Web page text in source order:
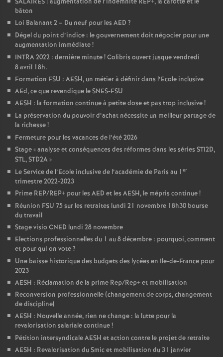
bâton
Loi Balanant 2 – Du neuf pour les AED ?
Dégel du point d’indice : le gouvernement doit négocier pour une
augmentation immédiate!
INTRA 2022 : dernière minute! Colibris ouvert jusque vendredi
8 avril 18h.
Formation FSU : AESH, un métier à définir dans l’Ecole inclusive
AEd, ce que revendique le SNES-FSU
AESH : la formation continue à petite dose et pas trop inclusive!
La préservation du pouvoir d’achat nécessite un meilleur partage de
la richesse!
Fermeture pour les vacances de l’été 2026
Stage «analyse et conséquences des réformes dans les séries STI2D,
STL, STD2A»
Le Service de l’Ecole inclusive de l’académie de Paris au 1 er
trimestre 2022-2023
Prime REP/REP+ pour les AED et les AESH, le mépris continue!
Réunion FSU 75 sur les retraites lundi 21 novembre 18h30 bourse
du travail
Stage visio CNED lundi 28 novembre
Elections professionnelles du 1 au 8 décembre : pourquoi, comment
et pour qui on vote?
Une baisse historique des budgets des lycées en Ile-de-France pour
2023
AESH : Réclamation de la prime Rep/Rep+ et mobilisation
Reconversion professionnelle (changement de corps, changement
de discipline)
AESH : Nouvelle année, rien ne change : la lutte pour la
revalorisation salariale continue!
Pétition intersyndicale AESH et action contre le projet de retraite
AESH : Revalorisation du Smic et mobilisation du 31 janvier